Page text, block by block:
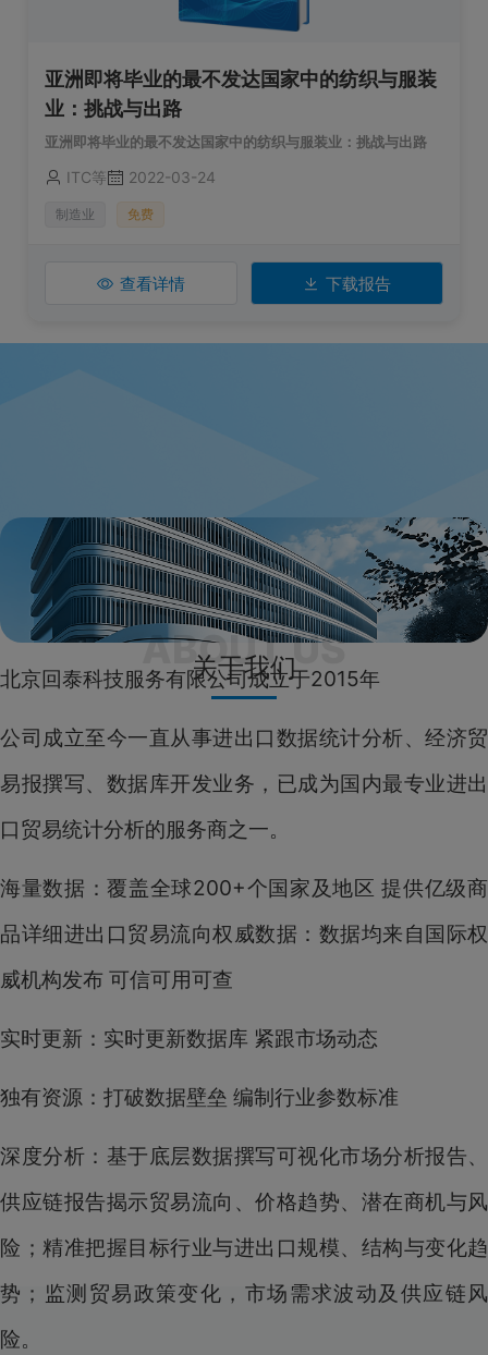
亚洲即将毕业的最不发达国家中的纺织与服装
业：挑战与出路
亚洲即将毕业的最不发达国家中的纺织与服装业：挑战与出路
ITC等 2022-03-24
制造业 免费
查看详情 下载报告
关于我们
北京回泰科技服务有限公司成立于2015年
公司成立至今一直从事进出口数据统计分析、经济贸
易报撰写、数据库开发业务，已成为国内最专业进出
口贸易统计分析的服务商之一。
海量数据：覆盖全球200+个国家及地区 提供亿级商
品详细进出口贸易流向权威数据：数据均来自国际权
威机构发布 可信可用可查
实时更新：实时更新数据库 紧跟市场动态
独有资源：打破数据壁垒 编制行业参数标准
深度分析：基于底层数据撰写可视化市场分析报告、
供应链报告揭示贸易流向、价格趋势、潜在商机与风
险；精准把握目标行业与进出口规模、结构与变化趋
势；监测贸易政策变化，市场需求波动及供应链风
险。